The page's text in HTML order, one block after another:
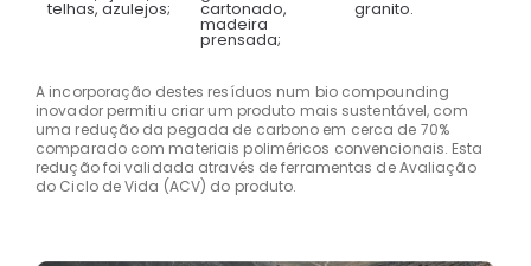
telhas, azulejos; cartonado,
madeira
prensada;
granito.
A incorporação destes resíduos num bio compounding
inovador permitiu criar um produto mais sustentável, com
uma redução da pegada de carbono em cerca de 70%
comparado com materiais poliméricos convencionais. Esta
redução foi validada através de ferramentas de Avaliação
do Ciclo de Vida (ACV) do produto.